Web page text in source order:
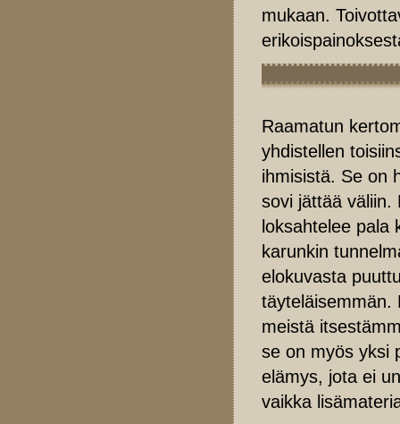
mukaan.
Raamatun
yhdistellen
ihmisistä. Se on
sovi jättää väliin.
loksahtelee pala
karunkin
elokuvasta
täyteläisemmän.
meistä
se on myös yksi
elämys, jota ei
vaikka